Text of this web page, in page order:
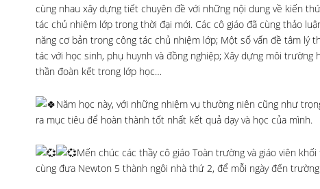
cùng nhau xây dựng tiết chuyên đề với những nội dung về kiến
tác chủ nhiệm lớp trong thời đại mới. Các cô giáo đã cùng thảo
năng cơ bản trong công tác chủ nhiệm lớp; Một số vấn đề tâm lý
tác với học sinh, phụ huynh và đồng nghiệp; Xây dựng môi
thần đoàn kết trong lớp học…
Năm học này, với những nhiệm vụ thường niên cũng như
ra mục tiêu để hoàn thành tốt nhất kết quả dạy và học của mình.
Mến chúc các thầy cô giáo Toàn trường và giáo viên
cùng đưa Newton 5 thành ngôi nhà thứ 2, để mỗi ngày đến